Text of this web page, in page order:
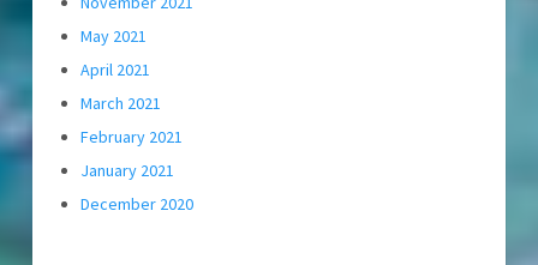
May 2021
April 2021
March 2021
February 2021
January 2021
December 2020